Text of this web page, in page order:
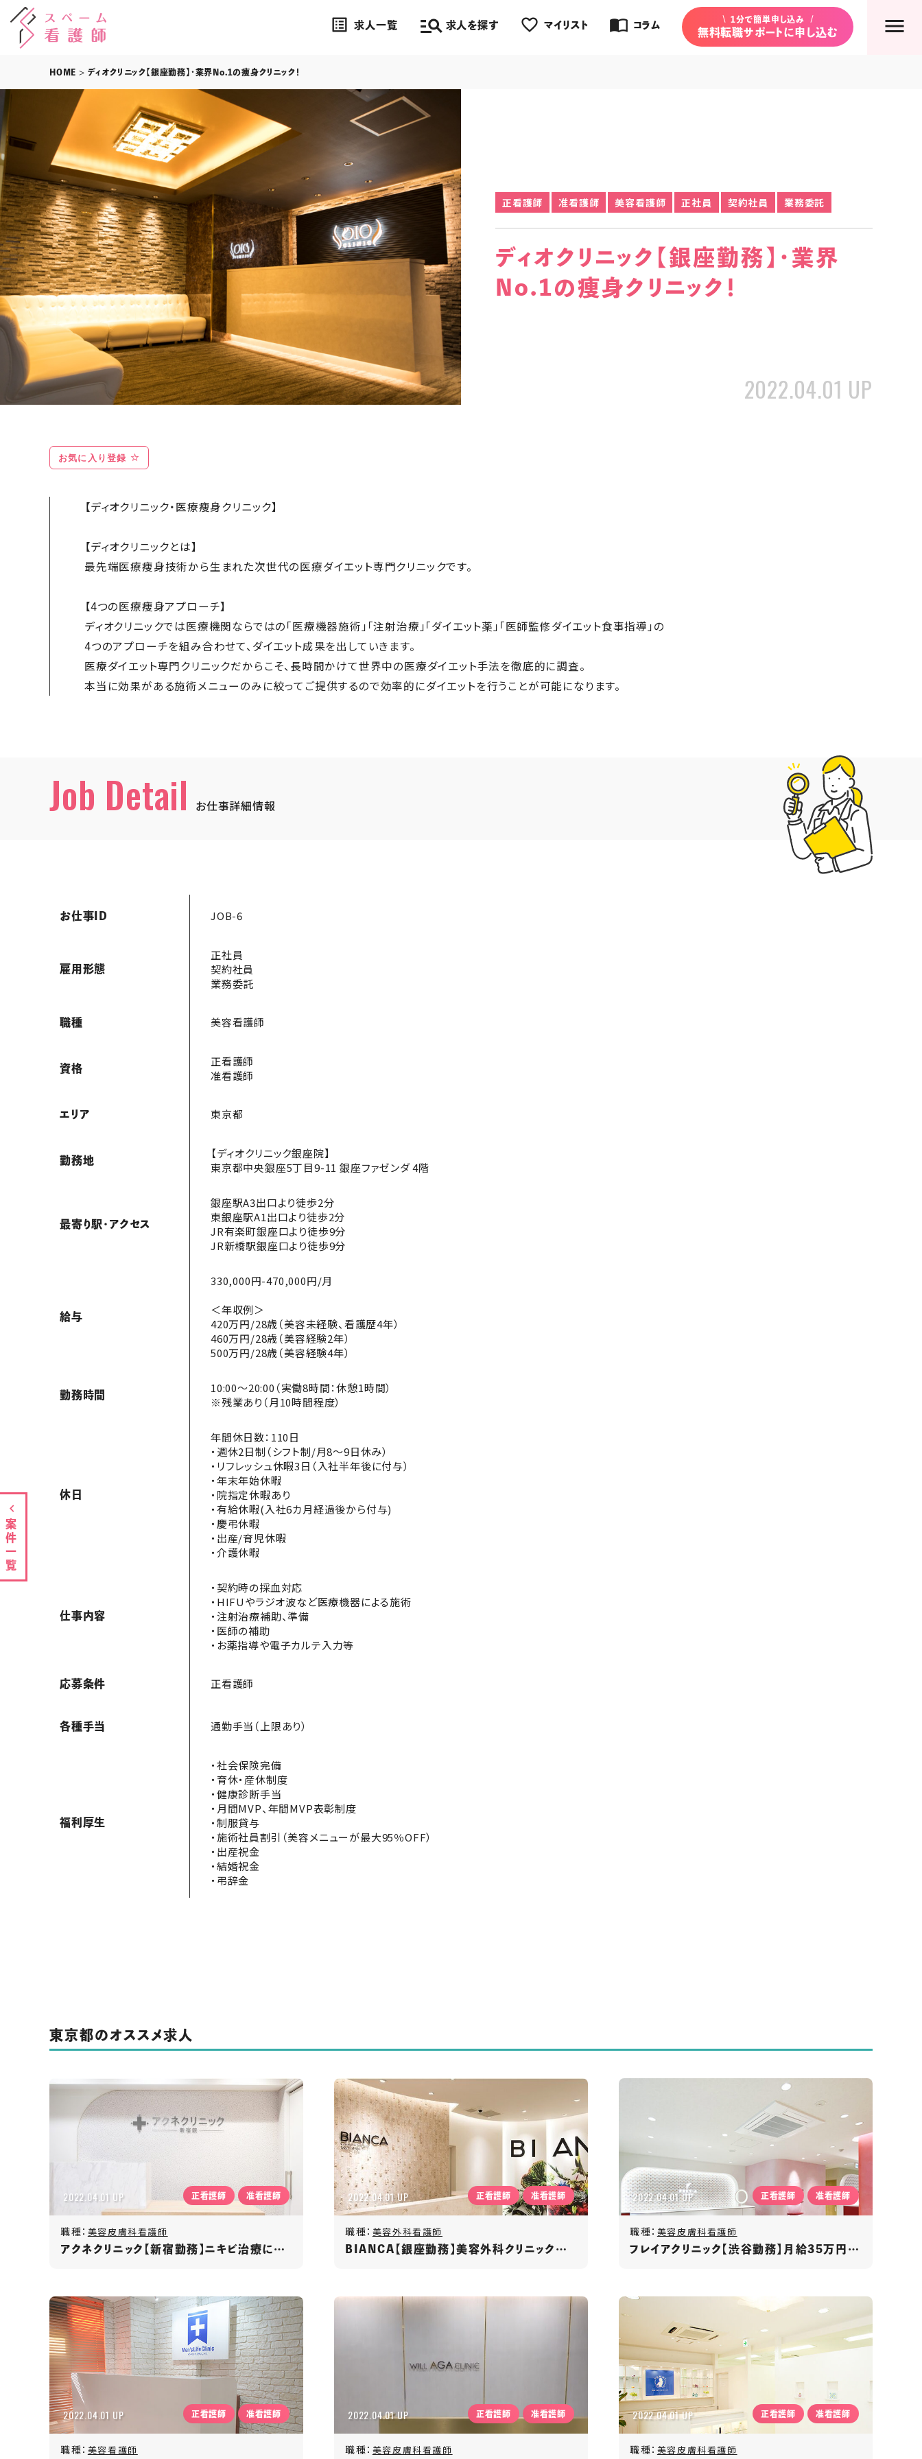
list_alt 求人一覧 manage_search 求人を探す favorite_border マイリスト import_contacts コラム
1分で簡単申し込み
無料転職サポートに申し込む
HOME > ディオクリニック【銀座勤務】・業界No.1の痩身クリニック！
2022.04.01 UP
正看護師 准看護師 美容看護師 正社員 契約社員 業務委託
ディオクリニック【銀座勤務】・業界
No.1の痩身クリニック！
案件一覧
お気に入り登録
【ディオクリニック・医療痩身クリニック】
【ディオクリニックとは】
最先端医療痩身技術から生まれた次世代の医療ダイエット専門クリニックです。
【4つの医療痩身アプローチ】
ディオクリニックでは医療機関ならではの「医療機器施術」「注射治療」「ダイエット薬」「医師監修ダイエット食事指導」の
4つのアプローチを組み合わせて、ダイエット成果を出していきます。
医療ダイエット専門クリニックだからこそ、長時間かけて世界中の医療ダイエット手法を徹底的に調査。
本当に効果がある施術メニューのみに絞ってご提供するので効率的にダイエットを行うことが可能になります。
Job Detail お仕事詳細情報
お仕事ID JOB-6
雇用形態
正社員
契約社員
業務委託
職種 美容看護師
資格
正看護師
准看護師
エリア 東京都
勤務地
【ディオクリニック銀座院】
東京都中央銀座5丁目9-11 銀座ファゼンダ 4階
最寄り駅・アクセス
銀座駅A3出口より徒歩2分
東銀座駅A1出口より徒歩2分
JR有楽町銀座口より徒歩9分
JR新橋駅銀座口より徒歩9分
給与
330,000円-470,000円/月
＜年収例＞
420万円/28歳（美容未経験、看護歴4年）
460万円/28歳（美容経験2年）
500万円/28歳（美容経験4年）
勤務時間
10:00〜20:00（実働8時間：休憩1時間）
※残業あり（月10時間程度）
休日
年間休日数：110日
・週休2日制（シフト制/月8～9日休み）
・リフレッシュ休暇3日（入社半年後に付与）
・年末年始休暇
・院指定休暇あり
・有給休暇(入社6カ月経過後から付与)
・慶弔休暇
・出産/育児休暇
・介護休暇
仕事内容
・契約時の採血対応
・HIFUやラジオ波など医療機器による施術
・注射治療補助、準備
・医師の補助
・お薬指導や電子カルテ入力等
応募条件 正看護師
各種手当 通勤手当（上限あり）
福利厚生
・社会保険完備
・育休・産休制度
・健康診断手当
・月間MVP、年間MVP表彰制度
・制服貸与
・施術社員割引（美容メニューが最大95％OFF）
・出産祝金
・結婚祝金
・弔辞金
東京都のオススメ求人
2022.04.01 UP 正看護師 准看護師
職種： 美容皮膚科看護師
アクネクリニック【新宿勤務】ニキビ治療に特化した美容皮膚科／賞与4か月／残業少＆全額支給
2022.04.01 UP 正看護師 准看護師
職種： 美容外科看護師
BIANCA【銀座勤務】美容外科クリニック／30万円〜45万円
2022.04.01 UP 正看護師 准看護師
職種： 美容皮膚科看護師
フレイアクリニック【渋谷勤務】月給35万円～/週休2日制/昇給･賞与あり/ノルマなし/ネイルOK
2022.04.01 UP 正看護師 准看護師
職種： 美容看護師
2022.04.01 UP 正看護師 准看護師
職種： 美容皮膚科看護師
2022.04.01 UP 正看護師 准看護師
職種： 美容皮膚科看護師